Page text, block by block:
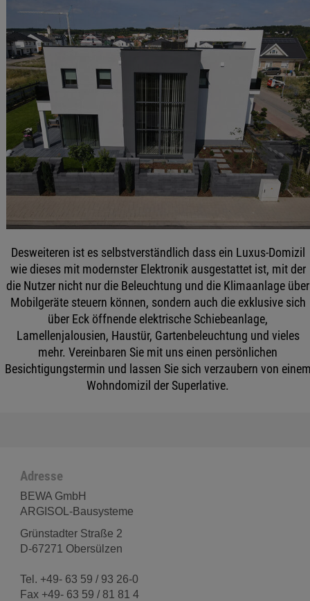
Desweiteren ist es selbstverständlich dass ein Luxus-Domizil
wie dieses mit modernster Elektronik ausgestattet ist, mit der
die Nutzer nicht nur die Beleuchtung und die Klimaanlage über
Mobilgeräte steuern können, sondern auch die exklusive sich
über Eck öffnende elektrische Schiebeanlage,
Lamellenjalousien, Haustür, Gartenbeleuchtung und vieles
mehr. Vereinbaren Sie mit uns einen persönlichen
Besichtigungstermin und lassen Sie sich verzaubern von
Wohndomizil der Superlative.
Adresse
BEWA GmbH
ARGISOL-Bausysteme
Grünstadter Straße 2
D-67271 Obersülzen
Tel. +49- 63 59 / 93 26-0
Fax +49- 63 59 / 81 81 4